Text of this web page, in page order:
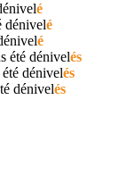
é
dénivelé
é
été dénivelés
dénivelés
dénivelés